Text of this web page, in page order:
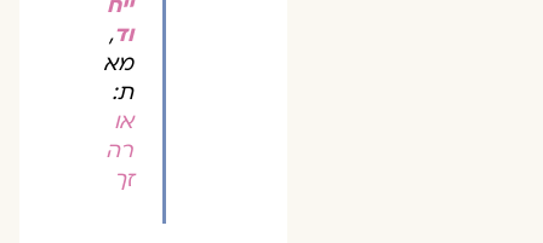
וד,
מא
ת:
או
רה
זך